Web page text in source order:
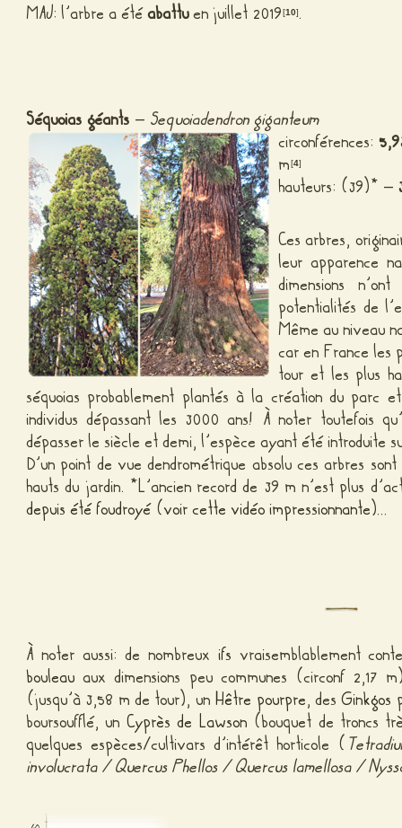
MAJ: l’arbre a étéabattuen juillet 2019[10].
Séquoias géants – Sequoiadendron giganteum
circonférences:
m [4]
hauteurs: (39)* –
Ces arbres,
leur apparence
dimensions
potentialités de
Même au niveau
car en France les
tour et les plus
séquoias probablement plantés à la création du parc
individus dépassant les 3000 ans! À noter toutefois
dépasser le siècle et demi, l’espèce ayant été introduite
D’un point de vue dendrométrique absolu ces arbres
hauts du jardin. *L’ancien record de 39 m n’est plus
depuis été foudroyé (voir cette vidéo impressionnante)…
À noter aussi: de nombreuxifs vraisemblablement
bouleau aux dimensions peu communes (circonf 2,17
(jusqu’à 3,58 m de tour), unHêtre pourpre, desGinkgos
boursoufflé, unCyprès de Lawson (bouquet de troncs
quelques espèces/cultivars d’intérêt horticole (
involucrata / Quercus Phellos / Quercus lamellosa /